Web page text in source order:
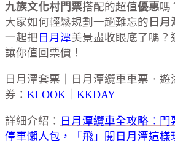
九族文化村門票搭配的超值優惠嗎
大家如何輕鬆規劃一趟難忘的 日
一起把 日月潭美景盡收眼底了嗎？
讓你值回票價！
日月潭套票｜日月潭纜車車票．
券： KLOOK KKDAY
詳細介紹： 日月潭纜車全攻略：門
停車懶人包，「飛」閱日月潭這樣